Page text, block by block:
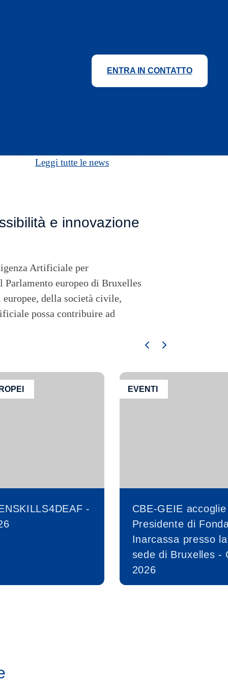
ENTRA IN CONTATTO
Leggi tutte le news
e innovazione
Artificiale per
europeo di Bruxelles
della società civile,
possa contribuire ad
-
EVENTI
CBE-GEIE
Presidente di
Inarcassa presso
sede di Bruxelles -
2026